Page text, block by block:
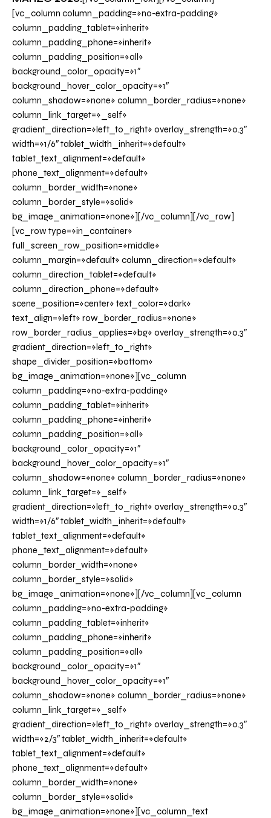
[vc_column column_padding=»no-extra-padding»
column_padding_tablet=»inherit»
column_padding_phone=»inherit»
column_padding_position=»all»
background_color_opacity=»1″
background_hover_color_opacity=»1″
column_shadow=»none» column_border_radius=»none»
column_link_target=»_self»
gradient_direction=»left_to_right» overlay_strength=»0.3″
width=»1/6″ tablet_width_inherit=»default»
tablet_text_alignment=»default»
phone_text_alignment=»default»
column_border_width=»none»
column_border_style=»solid»
bg_image_animation=»none»][/vc_column][/vc_row]
[vc_row type=»in_container»
full_screen_row_position=»middle»
column_margin=»default» column_direction=»default»
column_direction_tablet=»default»
column_direction_phone=»default»
scene_position=»center» text_color=»dark»
text_align=»left» row_border_radius=»none»
row_border_radius_applies=»bg» overlay_strength=»0.3″
gradient_direction=»left_to_right»
shape_divider_position=»bottom»
bg_image_animation=»none»][vc_column
column_padding=»no-extra-padding»
column_padding_tablet=»inherit»
column_padding_phone=»inherit»
column_padding_position=»all»
background_color_opacity=»1″
background_hover_color_opacity=»1″
column_shadow=»none» column_border_radius=»none»
column_link_target=»_self»
gradient_direction=»left_to_right» overlay_strength=»0.3″
width=»1/6″ tablet_width_inherit=»default»
tablet_text_alignment=»default»
phone_text_alignment=»default»
column_border_width=»none»
column_border_style=»solid»
bg_image_animation=»none»][/vc_column][vc_column
column_padding=»no-extra-padding»
column_padding_tablet=»inherit»
column_padding_phone=»inherit»
column_padding_position=»all»
background_color_opacity=»1″
background_hover_color_opacity=»1″
column_shadow=»none» column_border_radius=»none»
column_link_target=»_self»
gradient_direction=»left_to_right» overlay_strength=»0.3″
width=»2/3″ tablet_width_inherit=»default»
tablet_text_alignment=»default»
phone_text_alignment=»default»
column_border_width=»none»
column_border_style=»solid»
bg_image_animation=»none»][vc_column_text